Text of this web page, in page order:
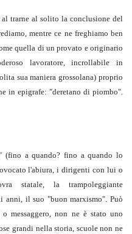
trarne al solito la conclusione del
mentre ce ne freghiamo ben
quella di un provato e originario
lavoratore, incrollabile in
sua maniera grossolana) proprio
in epigrafe: "deretano di piombo".
a quando? fino a quando lo
l'abiura, i dirigenti con lui o
statale, la trampoleggiante
anni, il suo "buon marxismo". Può
messaggero, non ne è stato uno
grandi nella storia, scuole non ne